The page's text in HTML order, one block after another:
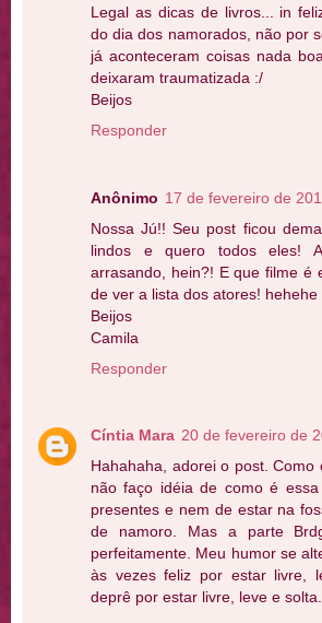
Legal as dicas de livros... in
do dia dos namorados, não por
já aconteceram coisas nada
deixaram traumatizada :/
Beijos
Responder
Anônimo 17 de fevereiro de
Nossa Jú!! Seu post ficou
lindos e quero todos eles!
arrasando, hein?! E que filme é
de ver a lista dos atores!
Beijos
Camila
Responder
Cíntia Mara 20 de fevereiro de
Hahahaha, adorei o post. Como
não faço idéia de como é
presentes e nem de estar na
de namoro. Mas a parte
perfeitamente. Meu humor se
às vezes feliz por estar livre,
deprê por estar livre, leve e solta.